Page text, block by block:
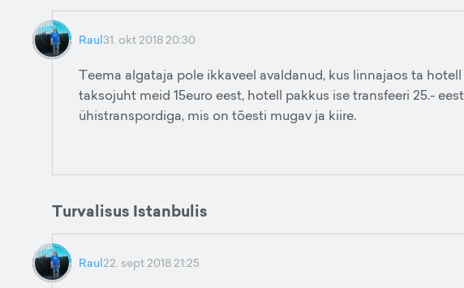
Raul31. okt 2018 20:30
Teema algataja pole ikkaveel avaldanud, kus linnajaos ta
taksojuht meid 15euro eest, hotell pakkus ise transfeeri 25.-
ühistranspordiga, mis on tõesti mugav ja kiire.
Turvalisus Istanbulis
Raul22. sept 2018 21:25